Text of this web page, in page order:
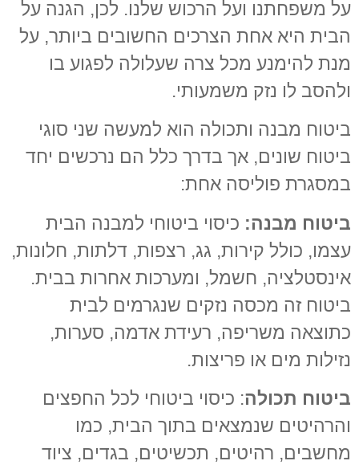
על משפחתנו ועל הרכוש שלנו. לכן, הגנה על
הבית היא אחת הצרכים החשובים ביותר, על
מנת להימנע מכל צרה שעלולה לפגוע בו
ולהסב לו נזק משמעותי.
ביטוח מבנה ותכולה הוא למעשה שני סוגי
ביטוח שונים, אך בדרך כלל הם נרכשים יחד
במסגרת פוליסה אחת:
ביטוח מבנה: כיסוי ביטוחי למבנה הבית
עצמו, כולל קירות, גג, רצפות, דלתות, חלונות,
אינסטלציה, חשמל, ומערכות אחרות בבית.
ביטוח זה מכסה נזקים שנגרמים לבית
כתוצאה משריפה, רעידת אדמה, סערות,
נזילות מים או פריצות.
ביטוח תכולה: כיסוי ביטוחי לכל החפצים
והרהיטים שנמצאים בתוך הבית, כמו
מחשבים, רהיטים, תכשיטים, בגדים, ציוד